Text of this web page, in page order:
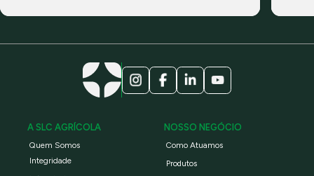
A SLC AGRÍCOLA
Quem Somos
Integridade
NOSSO NEGÓCIO
Como Atuamos
Produtos